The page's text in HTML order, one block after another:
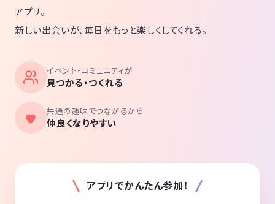
アプリ。
新しい出会いが、毎日をもっと楽しくしてくれる。
イベント・コミュニティが
見つかる・つくれる
共通の趣味でつながるから
仲良くなりやすい
アプリでかんたん参加！